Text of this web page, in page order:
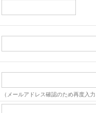
（メールアドレス確認のため再度入